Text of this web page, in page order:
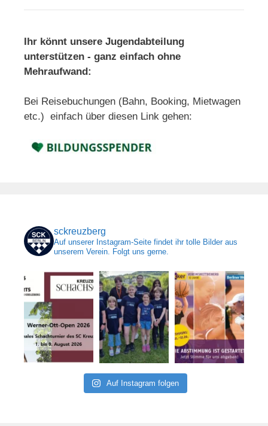
Ihr könnt unsere Jugendabteilung
unterstützen - ganz einfach ohne
Mehraufwand:
Bei Reisebuchungen (Bahn, Booking, Mietwagen
etc.) einfach über diesen Link gehen:
sckreuzberg
Auf unserer Instagram-Seite findet ihr tolle Bilder aus
unserem Verein. Folgt uns gerne.
Auf Instagram folgen